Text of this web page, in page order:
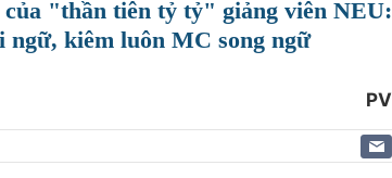
"thần tiên tỷ tỷ" giảng viên NEU:
ngữ, kiêm luôn MC song ngữ
PV